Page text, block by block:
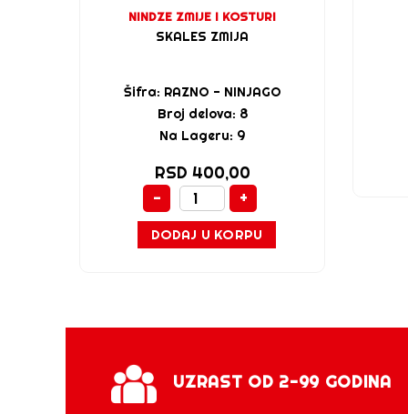
NINDZE ZMIJE I KOSTURI
SKALES ZMIJA
Šifra: RAZNO - NINJAGO
Broj delova: 8
Na Lageru: 9
RSD 400,00
-
+
DODAJ U KORPU
UZRAST OD 2-99 GODINA